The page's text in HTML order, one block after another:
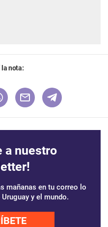
nota:
a nuestro
mañanas en tu correo lo
y el mundo.